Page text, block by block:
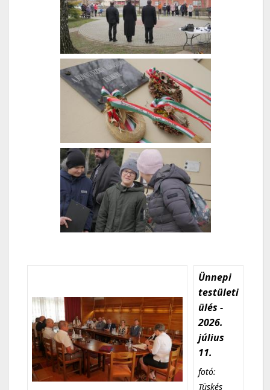
Ünnepi
testületi
ülés -
2026.
július
11.
fotó:
Tüskés